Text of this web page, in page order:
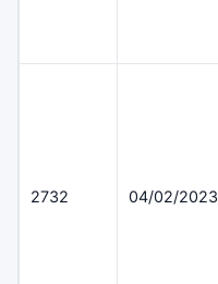
2732 04/02/2023